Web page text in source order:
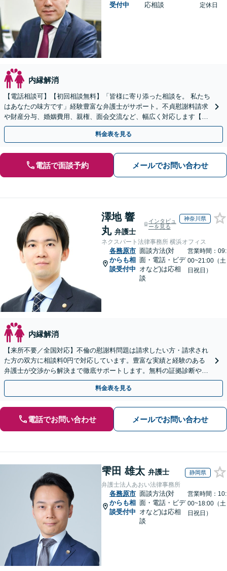
受付中
応相談
定休日
内縁解消
【電話相談可】【初回相談無料】「皆様に寄り添った相談を。 私たち
はあなたの味方です」経験豊富な弁護士がサポート。不貞慰謝料請求
や財産分与、婚姻費用、親権、面会交流など、幅広く対応します【夜
間・休日面談可】【完全個室】【名古屋駅7分】
料金表を見る
電話で面談予約 メールでお問い合わせ
澤地 響
丸 弁護士
インタビュ
ーを見る
神奈川県
ネクスパート法律事務所 横浜オフィス
各務原市
からも相
談受付中
面談方法(対
面・電話・ビデ
オなど)は応相
談
営業時間：09:
00~21:00（土
日祝日）
内縁解消
【来所不要／全国対応】不倫の慰謝料問題は請求したい方・請求され
た方の双方に相談料0円で対応しています。豊富な実績と経験のある
弁護士が交渉から解決まで徹底サポートします。無料の証拠診断や着
手金の返還保証もありますので安心してご相談ください。
料金表を見る
電話でお問い合わせ メールでお問い合わせ
雫田 雄太 弁護士 静岡県
弁護士法人あおい法律事務所
各務原市
からも相
談受付中
面談方法(対
面・電話・ビデ
オなど)は応相
談
営業時間：10:
00~18:00（土
日祝日）